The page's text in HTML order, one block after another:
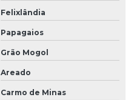
Felixlândia
Papagaios
Grão Mogol
Areado
Carmo de Minas